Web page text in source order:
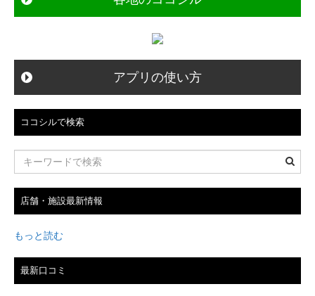
アプリの使い方
ココシルで検索
店舗・施設最新情報
もっと読む
最新口コミ